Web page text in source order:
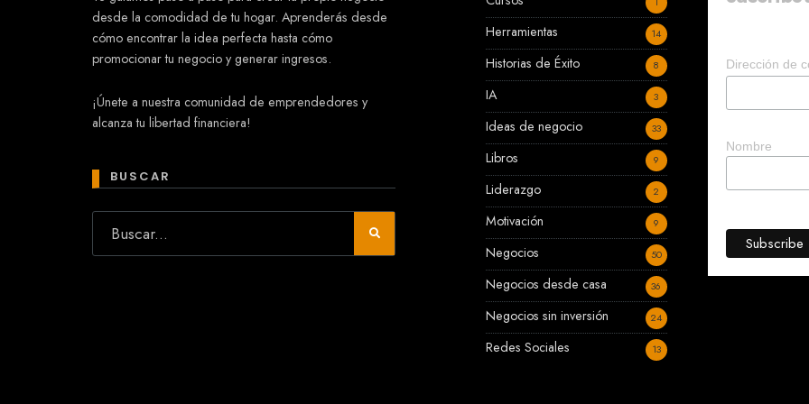
desde la comodidad de tu hogar. Aprenderás desde
cómo encontrar la idea perfecta hasta cómo
promocionar tu negocio y generar ingresos.
¡Únete a nuestra comunidad de emprendedores y
alcanza tu libertad financiera!
BUSCAR
Herramientas 14
Historias de Éxito 8
IA 3
Ideas de negocio 33
Libros 9
Liderazgo 2
Motivación 9
Negocios 50
Negocios desde casa 36
Negocios sin inversión 24
Redes Sociales 13
Dirección de
Nombre
En línea
¿Quieres que te ayude a crear un
negocio?